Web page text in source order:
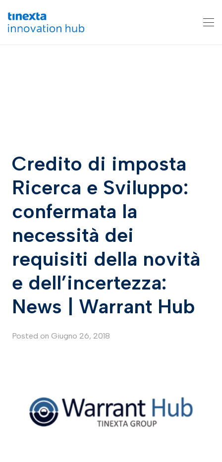
Credito di imposta
Ricerca e Sviluppo:
confermata la
necessità dei
requisiti della novità
e dell’incertezza:
News | Warrant Hub
Posted on Giugno 26, 2018